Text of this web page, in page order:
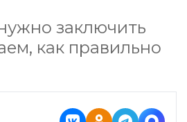
заключить
как правильно